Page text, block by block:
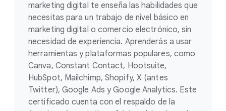
marketing digital te enseña las habilidades que
necesitas para un trabajo de nivel básico en
marketing digital o comercio electrónico, sin
necesidad de experiencia. Aprenderás a usar
herramientas y plataformas populares, como
Canva, Constant Contact, Hootsuite,
HubSpot, Mailchimp, Shopify, X (antes
Twitter), Google Ads y Google Analytics. Este
certificado cuenta con el respaldo de la